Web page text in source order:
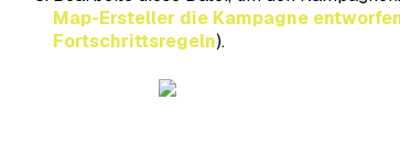
Map-Ersteller die Kampagne
Fortschrittsregeln).